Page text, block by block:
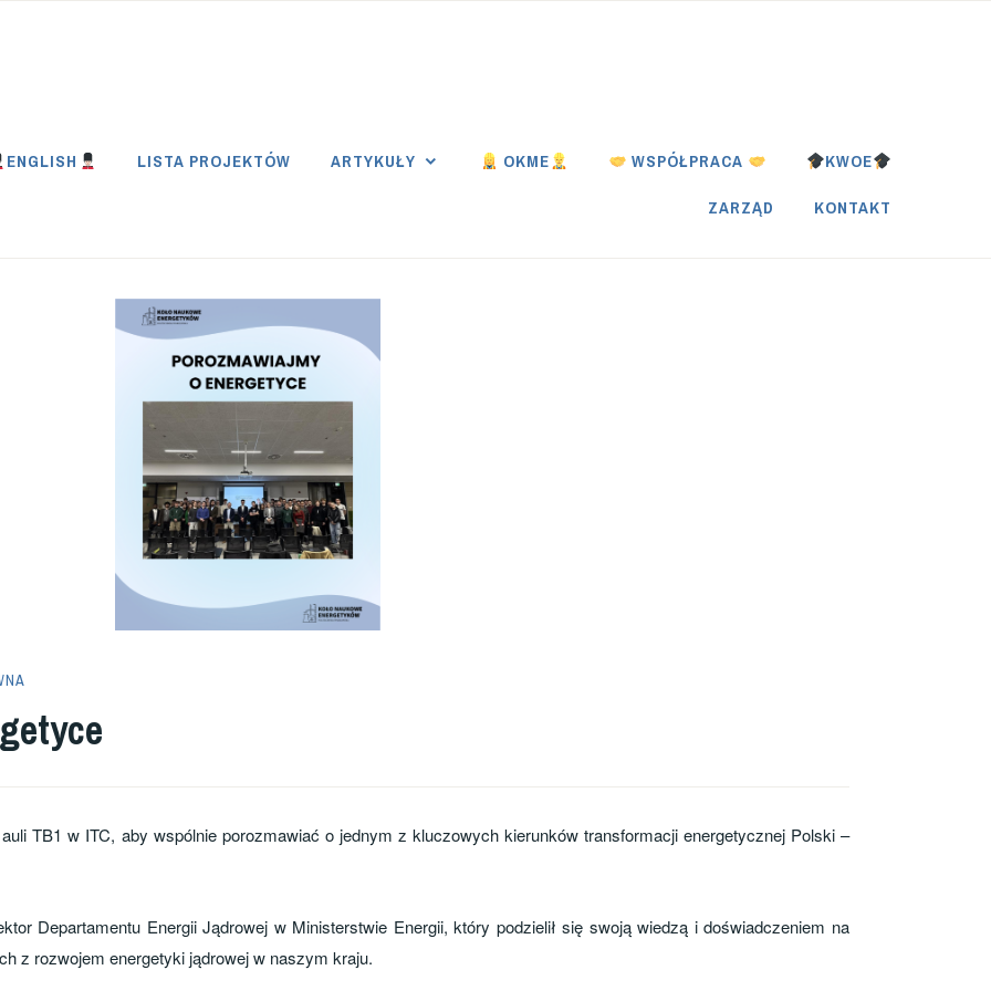
ENGLISH LISTA PROJEKTÓW ARTYKUŁY OKME WSPÓŁPRACA KWOE
ZARZĄD KONTAKT
TB1 w ITC, aby wspólnie porozmawiać o jednym z kluczowych kierunków transformacji energetycznej Polski –
Departamentu Energii Jądrowej w Ministerstwie Energii, który podzielił się swoją wiedzą i doświadczeniem na
z rozwojem energetyki jądrowej w naszym kraju.